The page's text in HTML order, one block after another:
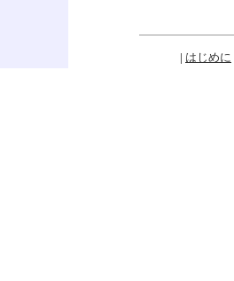
| はじめに